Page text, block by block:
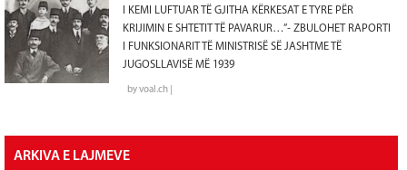
I KEMI LUFTUAR TË GJITHA KËRKESAT E TYRE PËR
KRIJIMIN E SHTETIT TË PAVARUR…”- ZBULOHET RAPORTI
I FUNKSIONARIT TË MINISTRISË SË JASHTME TË
JUGOSLLAVISË MË 1939
by voal.ch |
ARKIVA E LAJMEVE